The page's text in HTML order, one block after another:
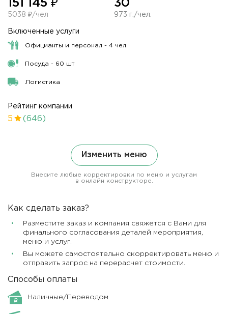
151 145 ₽
5038 ₽/чел
30
973 г./чел.
Включенные услуги
Официанты и персонал - 4 чел.
Посуда - 60 шт
Логистика
Рейтинг компании
5 (646)
Изменить меню
Внесите любые корректировки по меню и услугам
в онлайн конструкторе.
Как сделать заказ?
Разместите заказ и компания свяжется с Вами для
финального согласования деталей мероприятия,
меню и услуг.
Вы можете самостоятельно скорректировать меню и
отправить запрос на перерасчет стоимости.
Способы оплаты
Наличные/Переводом